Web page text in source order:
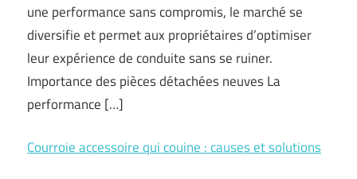
une performance sans compromis, le marché se
diversifie et permet aux propriétaires d’optimiser
leur expérience de conduite sans se ruiner.
Importance des pièces détachées neuves La
performance […]
Courroie accessoire qui couine : causes et solutions